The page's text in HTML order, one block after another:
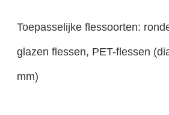
Toepasselijke flessoorten:
glazen flessen, PET-flessen
mm)